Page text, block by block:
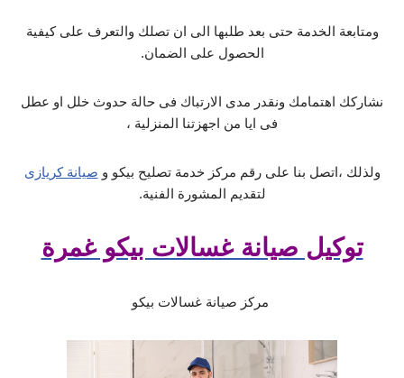
ومتابعة الخدمة حتى بعد طلبها الى ان تصلك والتعرف على كيفية
الحصول على الضمان.
نشاركك اهتمامك ونقدر مدى الارتباك فى حالة حدوث خلل او عطل
فى ايا من اجهزتنا المنزلية ،
ولذلك ،اتصل بنا على رقم مركز خدمة تصليح بيكو و صيانة كريازى
لتقديم المشورة الفنية.
توكيل صيانة غسالات بيكو غمرة
مركز صيانة غسالات بيكو